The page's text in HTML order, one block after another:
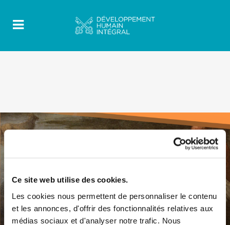
Ce site web utilise des cookies.
Les cookies nous permettent de personnaliser le contenu
et les annonces, d'offrir des fonctionnalités relatives aux
médias sociaux et d'analyser notre trafic. Nous